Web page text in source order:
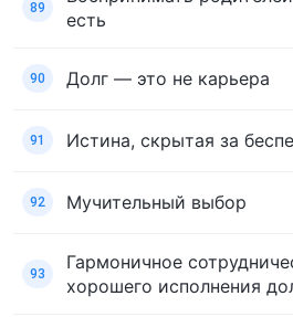
89
есть
90 Долг — это не карьера
91 Истина, скрытая за
92 Мучительный выбор
93
Гармоничное
хорошего исполнения